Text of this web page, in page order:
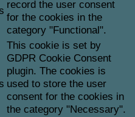
record the user consent
for the cookies in the
category "Functional".
This cookie is set by
GDPR Cookie Consent
plugin. The cookies is
used to store the user
consent for the cookies in
the category "Necessary".